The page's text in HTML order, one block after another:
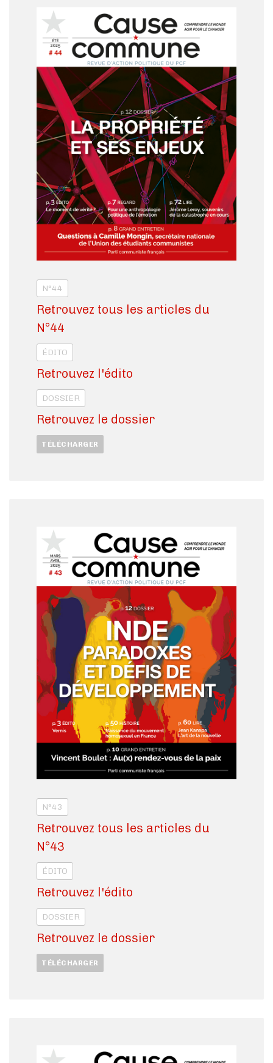
N°44
Retrouvez tous les articles du
N°44
ÉDITO
Retrouvez l'édito
DOSSIER
Retrouvez le dossier
TÉLÉCHARGER
N°43
Retrouvez tous les articles du
N°43
ÉDITO
Retrouvez l'édito
DOSSIER
Retrouvez le dossier
TÉLÉCHARGER